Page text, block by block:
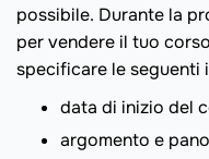
possibile. Durante la
per vendere il tuo
specificare le seguenti
data di inizio del
argomento e